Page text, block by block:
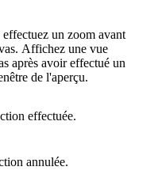
un zoom avant
Affichez une vue
après avoir effectué un
de l'aperçu.
effectuée.
annulée.